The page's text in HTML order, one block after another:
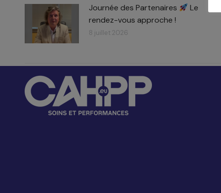
Journée des Partenaires
Le
rendez-vous approche !
8 juillet 2026